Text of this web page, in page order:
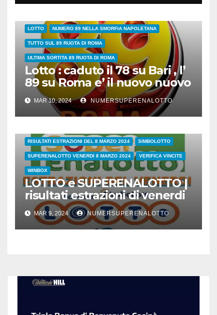
LOTTO NUMERO 89 NELLA SMORFIA NAPOLETANA
TUTTO SUL 89 RUOTA DI ROMA
ULTIMA SORTITA 89 RUOTA DI ROMA
Lotto : caduto il 78 su Bari , l’
89 su Roma e’ il nuovo nuovo
leader dei ritardatari
MAR 10, 2024 NUMERSUPERENALOTTO
COVID ESTRAZIONI DI OGGI LOTTO
RISULTATI ESTRAZIONI DEL 8 MARZO 2024 SIMBOLOTTO
SUPERENALOTTO VENERDI 8 MARZO 2024 VERIFICA VINCITE
WINBOX
LOTTO e SUPERENALOTTO |
risultati estrazioni di venerdi
8 marzo 2024
MAR 9, 2024 NUMERSUPERENALOTTO